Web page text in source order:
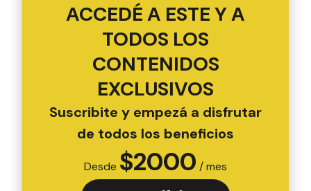
ACCEDÉ A ESTE Y A
TODOS LOS
CONTENIDOS
EXCLUSIVOS
Suscribite y empezá a disfrutar
de todos los beneficios
Desde $2000 / mes